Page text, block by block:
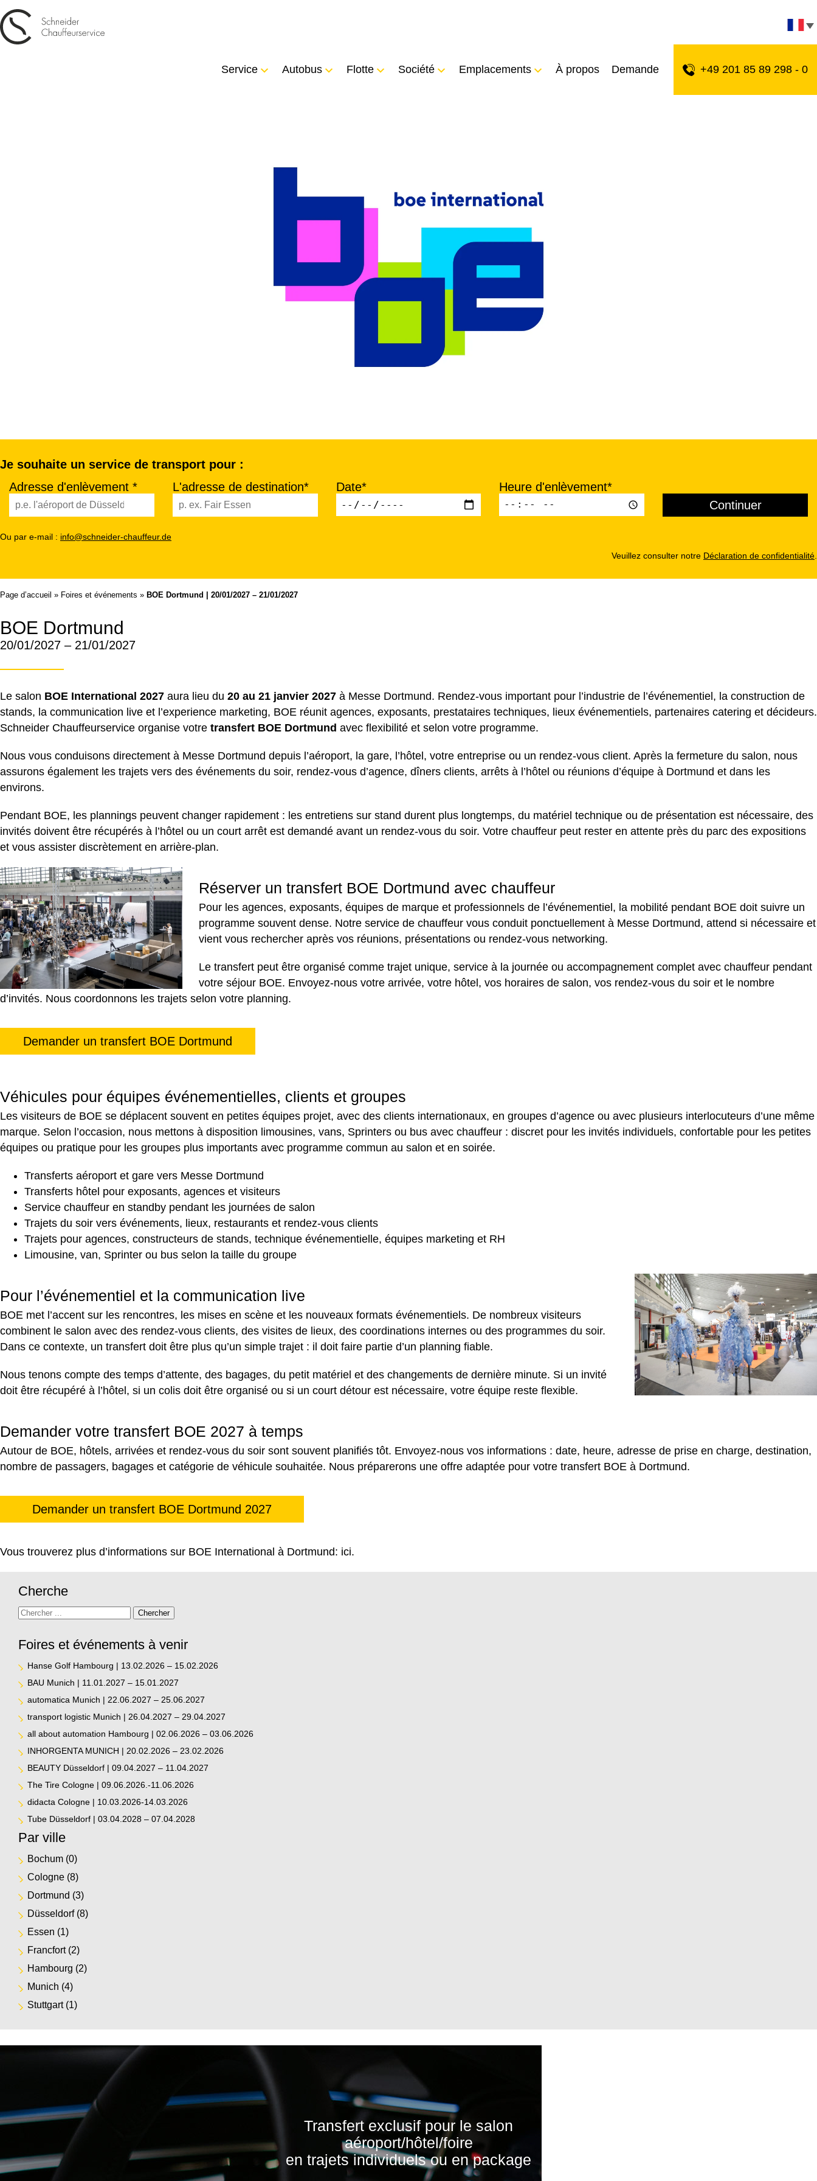
Service Autobus Flotte Société Emplacements À propos Demande +49 201 85 89 298 - 0
Je souhaite un service de transport pour :
Adresse d'enlèvement *
L'adresse de destination* Date* Heure d'enlèvement*
Ou par e-mail : info@schneider-chauffeur.de
Veuillez consulter notre Déclaration de confidentialité
Page d’accueil » Foires et événements » BOE Dortmund | 20/01/2027 – 21/01/2027
BOE Dortmund
20/01/2027 – 21/01/2027
Le salon BOE International 2027 aura lieu du 20 au 21 janvier 2027 à Messe Dortmund. Rendez-vous important pour l’industrie de l’événementiel, la construction de
stands, la communication live et l’experience marketing, BOE réunit agences, exposants, prestataires techniques, lieux événementiels, partenaires catering et décideurs.
Schneider Chauffeurservice organise votre transfert BOE Dortmund avec flexibilité et selon votre programme.
Nous vous conduisons directement à Messe Dortmund depuis l’aéroport, la gare, l’hôtel, votre entreprise ou un rendez-vous client. Après la fermeture du salon, nous
assurons également les trajets vers des événements du soir, rendez-vous d’agence, dîners clients, arrêts à l’hôtel ou réunions d’équipe à Dortmund et dans les
environs.
Pendant BOE, les plannings peuvent changer rapidement : les entretiens sur stand durent plus longtemps, du matériel technique ou de présentation est nécessaire, des
invités doivent être récupérés à l’hôtel ou un court arrêt est demandé avant un rendez-vous du soir. Votre chauffeur peut rester en attente près du parc des expositions
et vous assister discrètement en arrière-plan.
Réserver un transfert BOE Dortmund avec chauffeur
Pour les agences, exposants, équipes de marque et professionnels de l’événementiel, la mobilité pendant BOE doit suivre un
programme souvent dense. Notre service de chauffeur vous conduit ponctuellement à Messe Dortmund, attend si nécessaire et
vient vous rechercher après vos réunions, présentations ou rendez-vous networking.
Le transfert peut être organisé comme trajet unique, service à la journée ou accompagnement complet avec chauffeur pendant
votre séjour BOE. Envoyez-nous votre arrivée, votre hôtel, vos horaires de salon, vos rendez-vous du soir et le nombre
d’invités. Nous coordonnons les trajets selon votre planning.
Demander un transfert BOE Dortmund
Véhicules pour équipes événementielles, clients et groupes
Les visiteurs de BOE se déplacent souvent en petites équipes projet, avec des clients internationaux, en groupes d’agence ou avec plusieurs interlocuteurs d’une même
marque. Selon l’occasion, nous mettons à disposition limousines, vans, Sprinters ou bus avec chauffeur : discret pour les invités individuels, confortable pour les petites
équipes ou pratique pour les groupes plus importants avec programme commun au salon et en soirée.
Transferts aéroport et gare vers Messe Dortmund
Transferts hôtel pour exposants, agences et visiteurs
Service chauffeur en standby pendant les journées de salon
Trajets du soir vers événements, lieux, restaurants et rendez-vous clients
Trajets pour agences, constructeurs de stands, technique événementielle, équipes marketing et RH
Limousine, van, Sprinter ou bus selon la taille du groupe
Pour l’événementiel et la communication live
BOE met l’accent sur les rencontres, les mises en scène et les nouveaux formats événementiels. De nombreux visiteurs
combinent le salon avec des rendez-vous clients, des visites de lieux, des coordinations internes ou des programmes du soir.
Dans ce contexte, un transfert doit être plus qu’un simple trajet : il doit faire partie d’un planning fiable.
Nous tenons compte des temps d’attente, des bagages, du petit matériel et des changements de dernière minute. Si un invité
doit être récupéré à l’hôtel, si un colis doit être organisé ou si un court détour est nécessaire, votre équipe reste flexible.
Demander votre transfert BOE 2027 à temps
Autour de BOE, hôtels, arrivées et rendez-vous du soir sont souvent planifiés tôt. Envoyez-nous vos informations : date, heure, adresse de prise en charge, destination,
nombre de passagers, bagages et catégorie de véhicule souhaitée. Nous préparerons une offre adaptée pour votre transfert BOE à Dortmund.
Demander un transfert BOE Dortmund 2027
Vous trouverez plus d’informations sur BOE International à Dortmund: ici.
Cherche
Recherchez Chercher
Foires et événements à venir
Hanse Golf Hambourg | 13.02.2026 – 15.02.2026
BAU Munich | 11.01.2027 – 15.01.2027
automatica Munich | 22.06.2027 – 25.06.2027
transport logistic Munich | 26.04.2027 – 29.04.2027
all about automation Hambourg | 02.06.2026 – 03.06.2026
INHORGENTA MUNICH | 20.02.2026 – 23.02.2026
BEAUTY Düsseldorf | 09.04.2027 – 11.04.2027
The Tire Cologne | 09.06.2026.-11.06.2026
didacta Cologne | 10.03.2026-14.03.2026
Tube Düsseldorf | 03.04.2028 – 07.04.2028
Par ville
Bochum (0)
Cologne (8)
Dortmund (3)
Düsseldorf(8)
Essen (1)
Francfort(2)
Hambourg (2)
Munich (4)
Stuttgart(1)
Transfert exclusif pour le salon
aéroport/hôtel/foire
en trajets individuels ou en package